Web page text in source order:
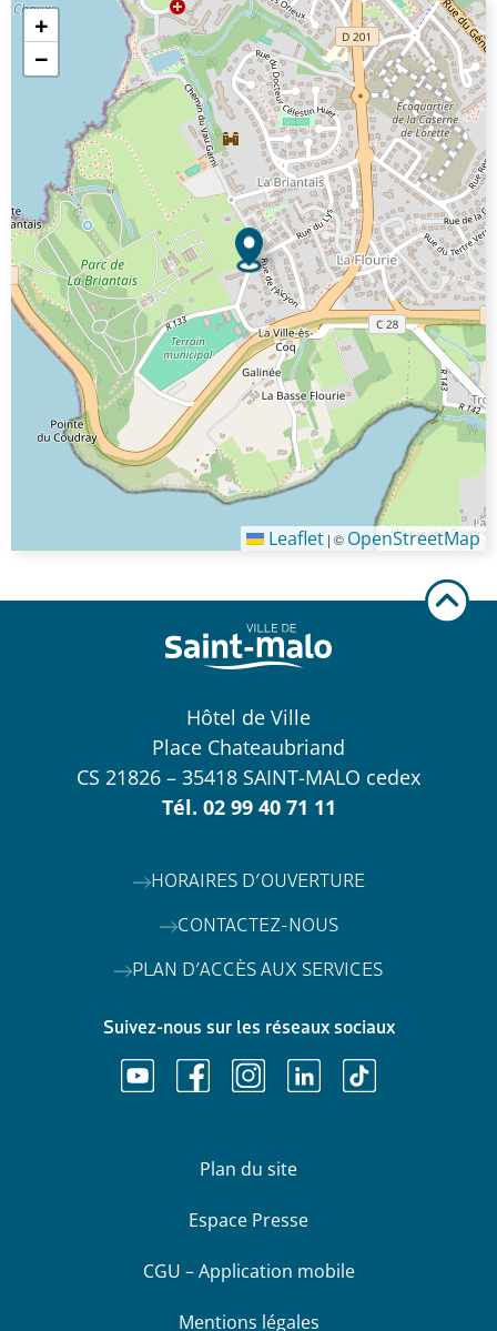
+
−
Leaflet | © OpenStreetMap
Hôtel de Ville
Place Chateaubriand
CS 21826 – 35418 SAINT-MALO cedex
Tél. 02 99 40 71 11
HORAIRES D’OUVERTURE
CONTACTEZ-NOUS
PLAN D’ACCÈS AUX SERVICES
Suivez-nous sur les réseaux sociaux
Plan du site
Espace Presse
CGU – Application mobile
Mentions légales